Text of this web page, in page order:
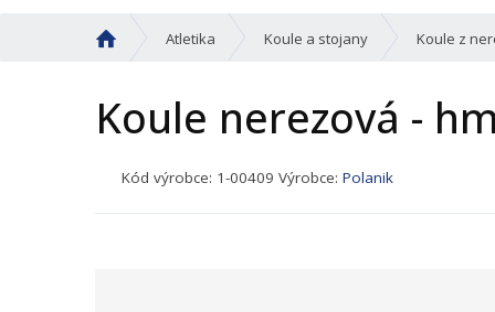
d
n
s
Atletika Koule a stojany Koule z
Koule nerezová -
K
Kód výrobce: 1-00409 Výrobce:Polanik